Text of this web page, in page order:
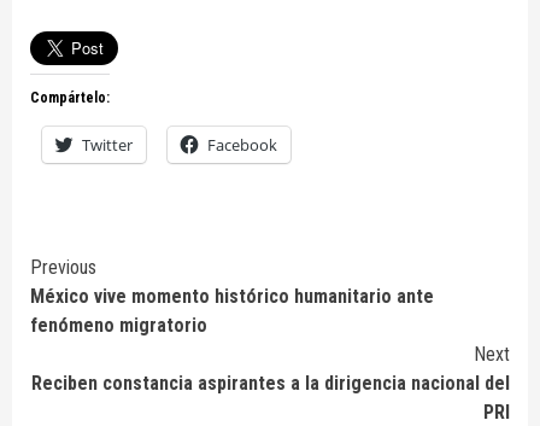
Compártelo:
Twitter Facebook
Continue
Reading
Previous
México vive momento histórico humanitario ante
fenómeno migratorio
Next
Reciben constancia aspirantes a la dirigencia nacional del
PRI